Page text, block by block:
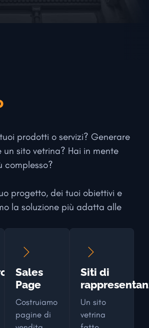
prodotti o servizi? Generare
un sito vetrina? Hai in mente
complesso?
progetto, dei tuoi obiettivi e
la soluzione più adatta alle
Sales
Page
Costruiamo
pagine di
Siti di
Un sito
vetrina